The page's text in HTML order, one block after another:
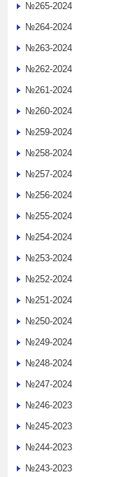
№265-2024
№264-2024
№263-2024
№262-2024
№261-2024
№260-2024
№259-2024
№258-2024
№257-2024
№256-2024
№255-2024
№254-2024
№253-2024
№252-2024
№251-2024
№250-2024
№249-2024
№248-2024
№247-2024
№246-2023
№245-2023
№244-2023
№243-2023